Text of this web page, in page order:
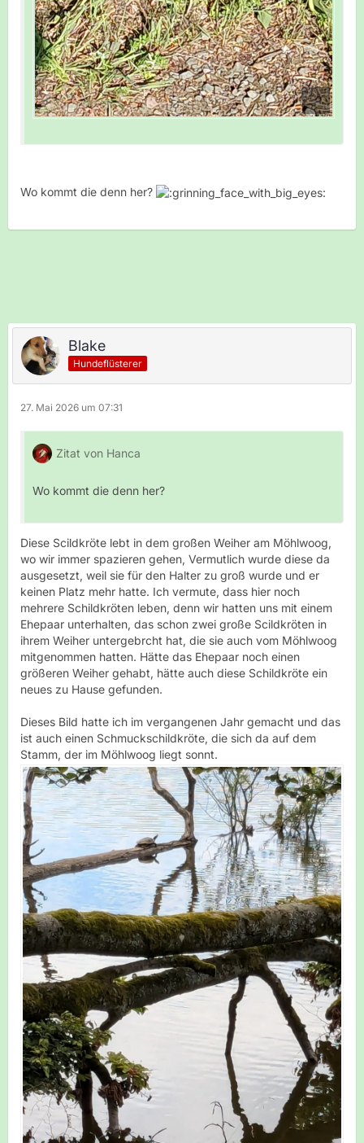
Wo kommt die denn her?
Blake
Hundeflüsterer
27. Mai 2026 um 07:31
Zitat von Hanca
Wo kommt die denn her?
Diese Scildkröte lebt in dem großen Weiher am Möhlwoog,
wo wir immer spazieren gehen, Vermutlich wurde diese da
ausgesetzt, weil sie für den Halter zu groß wurde und er
keinen Platz mehr hatte. Ich vermute, dass hier noch
mehrere Schildkröten leben, denn wir hatten uns mit einem
Ehepaar unterhalten, das schon zwei große Scildkröten in
ihrem Weiher untergebrcht hat, die sie auch vom Möhlwoog
mitgenommen hatten. Hätte das Ehepaar noch einen
größeren Weiher gehabt, hätte auch diese Schildkröte ein
neues zu Hause gefunden.
Dieses Bild hatte ich im vergangenen Jahr gemacht und das
ist auch einen Schmuckschildkröte, die sich da auf dem
Stamm, der im Möhlwoog liegt sonnt.